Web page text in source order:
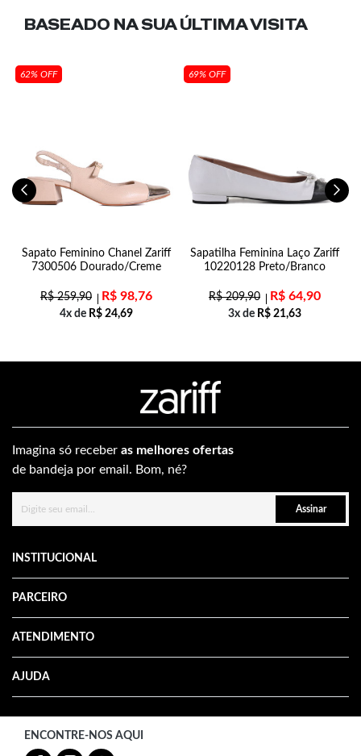
BASEADO NA SUAÚLTIMA VISITA
62% OFF
Sapato Feminino Chanel Zariff
7300506 Dourado/Creme
R$259,90 R$ 98,76
4x de R$ 24,69
69% OFF
Sapatilha Feminina Laço Zariff
10220128 Preto/Branco
R$209,90 R$ 64,90
3x de R$ 21,63
Imagina só receber as melhores ofertas
de bandeja por email. Bom, né?
Assinar
INSTITUCIONAL
PARCEIRO
ATENDIMENTO
AJUDA
ENCONTRE-NOS AQUI